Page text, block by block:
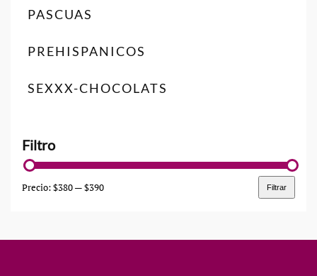
PASCUAS
PREHISPANICOS
SEXXX-CHOCOLATS
Precio
Precio
Filtrar
Precio:$380—$390